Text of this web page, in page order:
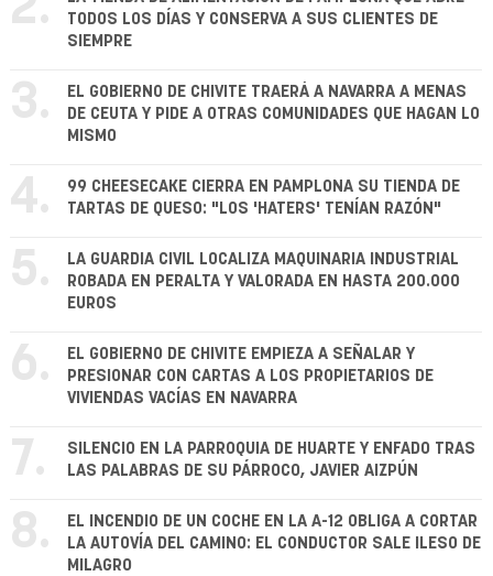
TODOS LOS DÍAS Y CONSERVA A SUS CLIENTES DE
SIEMPRE
3.
EL GOBIERNO DE CHIVITE TRAERÁ A NAVARRA A MENAS
DE CEUTA Y PIDE A OTRAS COMUNIDADES QUE HAGAN LO
MISMO
4.
99 CHEESECAKE CIERRA EN PAMPLONA SU TIENDA DE
TARTAS DE QUESO: "LOS 'HATERS' TENÍAN RAZÓN"
5.
LA GUARDIA CIVIL LOCALIZA MAQUINARIA INDUSTRIAL
ROBADA EN PERALTA Y VALORADA EN HASTA 200.000
EUROS
6.
EL GOBIERNO DE CHIVITE EMPIEZA A SEÑALAR Y
PRESIONAR CON CARTAS A LOS PROPIETARIOS DE
VIVIENDAS VACÍAS EN NAVARRA
7.
SILENCIO EN LA PARROQUIA DE HUARTE Y ENFADO TRAS
LAS PALABRAS DE SU PÁRROCO, JAVIER AIZPÚN
8.
EL INCENDIO DE UN COCHE EN LA A-12 OBLIGA A CORTAR
LA AUTOVÍA DEL CAMINO: EL CONDUCTOR SALE ILESO DE
MILAGRO